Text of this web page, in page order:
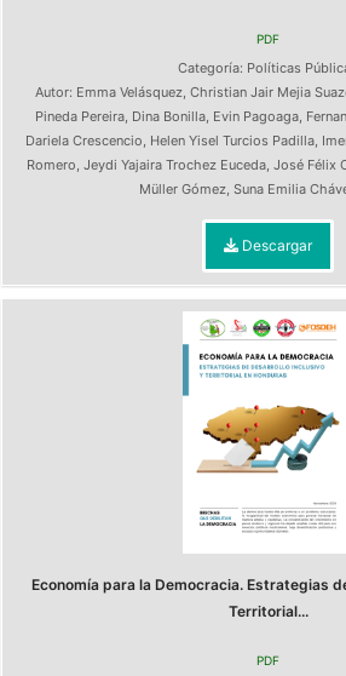
PDF
Categoría: Políticas
Autor: Emma Velásquez, Christian Jair Mejia
Pineda Pereira, Dina Bonilla, Evin Pagoaga,
Dariela Crescencio, Helen Yisel Turcios Padilla,
Romero, Jeydi Yajaira Trochez Euceda, José Félix
Müller Gómez, Suna Emilia
Descargar
Economía para la Democracia. Estrategias
Territorial...
PDF